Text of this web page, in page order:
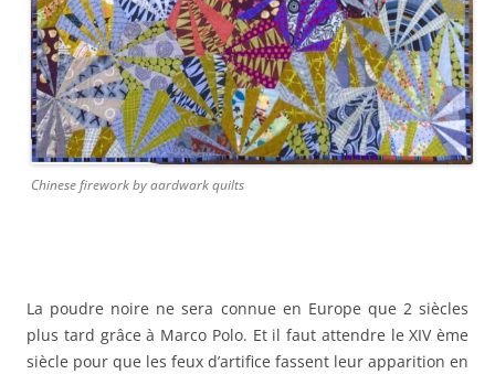
Chinese firework by aardwark quilts
La poudre noire ne sera connue en Europe que 2 siècles
plus tard grâce à Marco Polo. Et il faut attendre le XIV ème
siècle pour que les feux d’artifice fassent leur apparition en